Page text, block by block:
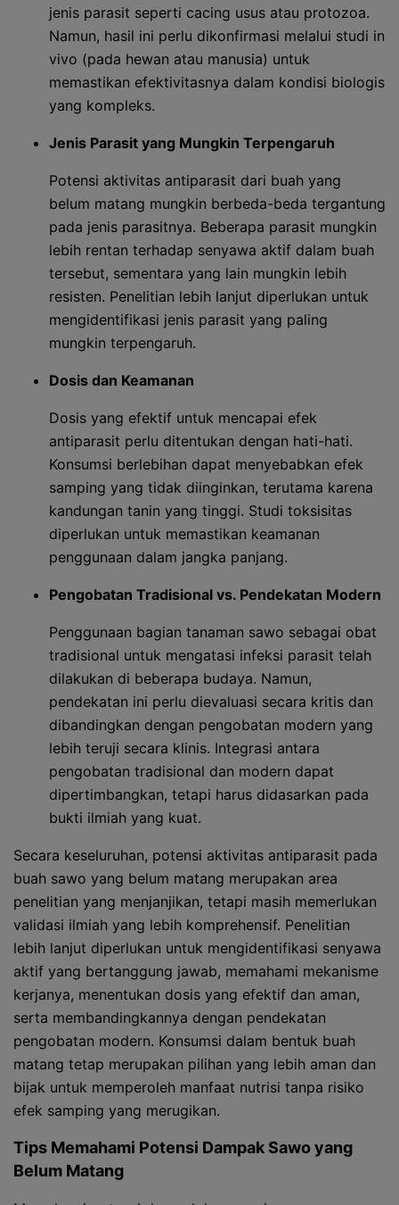
jenis parasit seperti cacing usus atau protozoa.
Namun, hasil ini perlu dikonfirmasi melalui studi in
vivo (pada hewan atau manusia) untuk
memastikan efektivitasnya dalam kondisi biologis
yang kompleks.
Jenis Parasit yang Mungkin Terpengaruh
Potensi aktivitas antiparasit dari buah yang
belum matang mungkin berbeda-beda tergantung
pada jenis parasitnya. Beberapa parasit mungkin
lebih rentan terhadap senyawa aktif dalam buah
tersebut, sementara yang lain mungkin lebih
resisten. Penelitian lebih lanjut diperlukan untuk
mengidentifikasi jenis parasit yang paling
mungkin terpengaruh.
Dosis dan Keamanan
Dosis yang efektif untuk mencapai efek
antiparasit perlu ditentukan dengan hati-hati.
Konsumsi berlebihan dapat menyebabkan efek
samping yang tidak diinginkan, terutama karena
kandungan tanin yang tinggi. Studi toksisitas
diperlukan untuk memastikan keamanan
penggunaan dalam jangka panjang.
Pengobatan Tradisional vs. Pendekatan Modern
Penggunaan bagian tanaman sawo sebagai obat
tradisional untuk mengatasi infeksi parasit telah
dilakukan di beberapa budaya. Namun,
pendekatan ini perlu dievaluasi secara kritis dan
dibandingkan dengan pengobatan modern yang
lebih teruji secara klinis. Integrasi antara
pengobatan tradisional dan modern dapat
dipertimbangkan, tetapi harus didasarkan pada
bukti ilmiah yang kuat.
Secara keseluruhan, potensi aktivitas antiparasit pada
buah sawo yang belum matang merupakan area
penelitian yang menjanjikan, tetapi masih memerlukan
validasi ilmiah yang lebih komprehensif. Penelitian
lebih lanjut diperlukan untuk mengidentifikasi senyawa
aktif yang bertanggung jawab, memahami mekanisme
kerjanya, menentukan dosis yang efektif dan aman,
serta membandingkannya dengan pendekatan
pengobatan modern. Konsumsi dalam bentuk buah
matang tetap merupakan pilihan yang lebih aman dan
bijak untuk memperoleh manfaat nutrisi tanpa risiko
efek samping yang merugikan.
Tips Memahami Potensi Dampak Sawo yang
Belum Matang